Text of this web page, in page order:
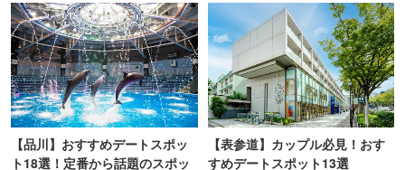
【品川】おすすめデートスポッ
ト18選！定番から話題のスポッ
【表参道】カップル必見！おす
すめデートスポット13選